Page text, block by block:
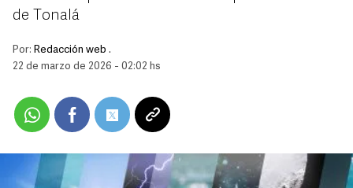
de Tonalá
Por: Redacción web .
22 de marzo de 2026 - 02:02 hs